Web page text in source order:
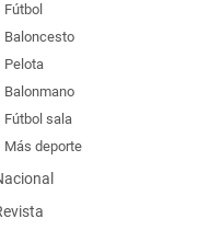
Fútbol
Baloncesto
Pelota
Balonmano
Fútbol sala
Más deporte